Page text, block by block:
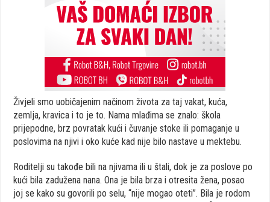
Živjeli smo uobičajenim načinom života za taj vakat, kuća,
zemlja, kravica i to je to. Nama mlađima se znalo: škola
prijepodne, brz povratak kući i čuvanje stoke ili pomaganje u
poslovima na njivi i oko kuće kad nije bilo nastave u mektebu.
Roditelji su takođe bili na njivama ili u štali, dok je za poslove po
kući bila zadužena nana. Ona je bila brza i otresita žena, posao
joj se kako su govorili po selu, “nije mogao oteti”. Bila je rodom